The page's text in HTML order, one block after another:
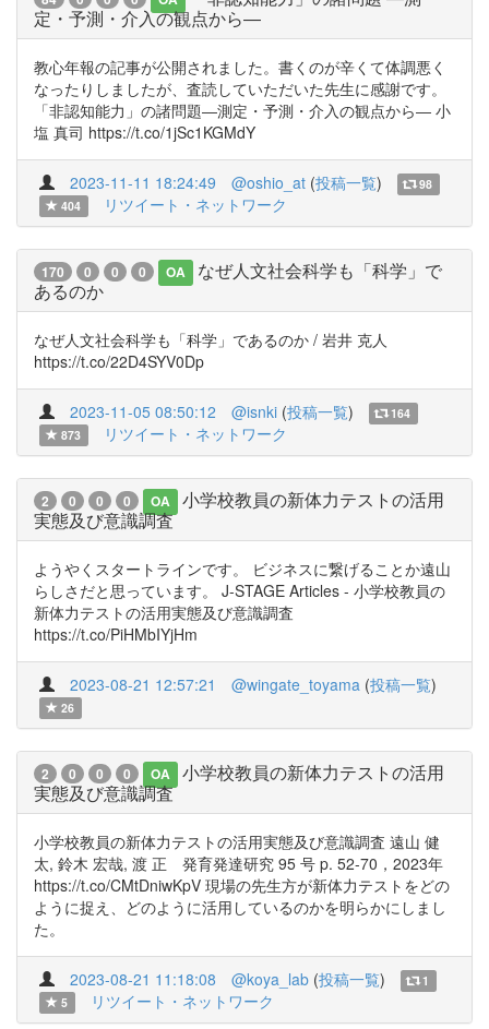
定・予測・介入の観点から―
教心年報の記事が公開されました。書くのが辛くて体調悪く
なったりしましたが、査読していただいた先生に感謝です。
「非認知能力」の諸問題―測定・予測・介入の観点から― 小
塩 真司 https://t.co/1jSc1KGMdY
2023-11-11 18:24:49 @oshio_at (投稿一覧)
98
404
リツイート・ネットワーク
170 0 0 0 OA
なぜ人文社会科学も「科学」で
あるのか
なぜ人文社会科学も「科学」であるのか / 岩井 克人
https://t.co/22D4SYV0Dp
2023-11-05 08:50:12 @isnki (投稿一覧)
164
873
リツイート・ネットワーク
2 0 0 0 OA
小学校教員の新体力テストの活用
実態及び意識調査
ようやくスタートラインです。 ビジネスに繋げることか遠山
らしさだと思っています。 J-STAGE Articles - 小学校教員の
新体力テストの活用実態及び意識調査
https://t.co/PiHMbIYjHm
2023-08-21 12:57:21 @wingate_toyama (投稿一覧)
26
2 0 0 0 OA
小学校教員の新体力テストの活用
実態及び意識調査
小学校教員の新体力テストの活用実態及び意識調査 遠山 健
太, 鈴木 宏哉, 渡 正 発育発達研究 95 号 p. 52-70，2023年
https://t.co/CMtDniwKpV 現場の先生方が新体力テストをどの
ように捉え、どのように活用しているのかを明らかにしまし
た。
2023-08-21 11:18:08 @koya_lab (投稿一覧)
1
5
リツイート・ネットワーク